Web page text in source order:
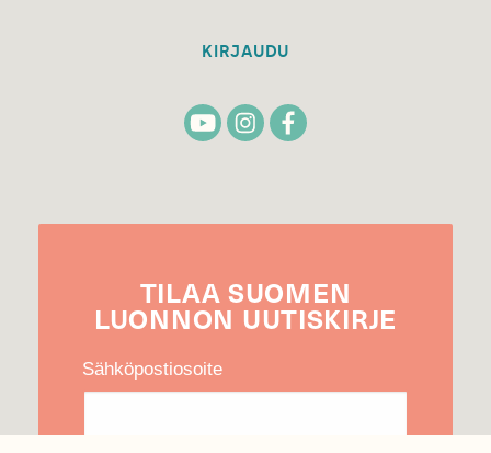
KIRJAUDU
TILAA SUOMEN
LUONNON UUTIS­KIRJE
Sähköpostiosoite